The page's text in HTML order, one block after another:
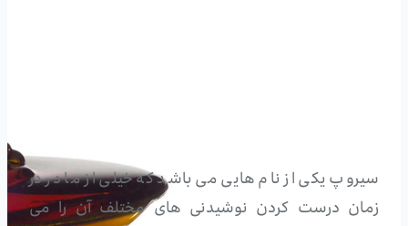
سیروپ یکی از نام هایی می باشد که خیلی از ما در در
زمان درست کردن نوشیدنی های مختلف آن را می